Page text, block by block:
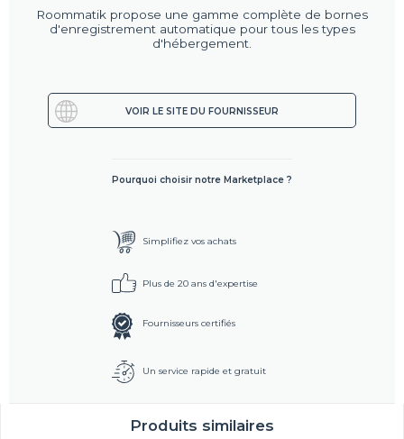
Roommatik propose une gamme complète de bornes
d'enregistrement automatique pour tous les types
d'hébergement.
VOIR LE SITE DU FOURNISSEUR
Pourquoi choisir notre Marketplace ?
Simplifiez vos achats
Plus de 20 ans d'expertise
Fournisseurs certifiés
Un service rapide et gratuit
Produits similaires